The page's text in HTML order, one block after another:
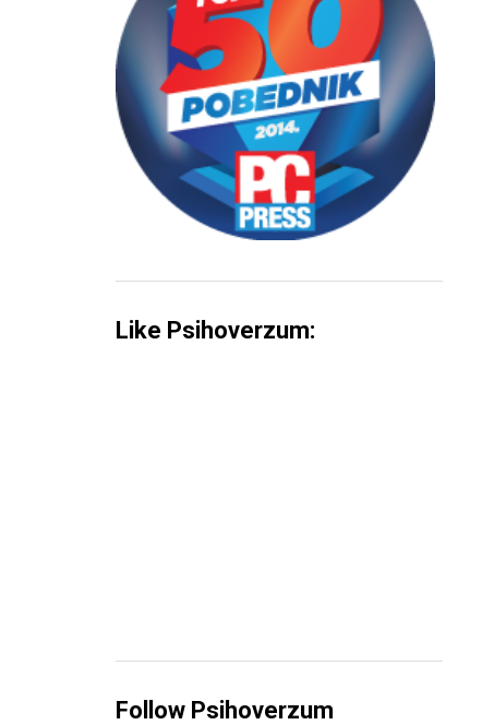
Like Psihoverzum:
Follow Psihoverzum